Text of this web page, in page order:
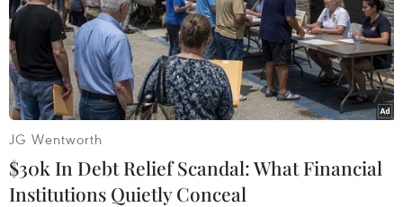
chậm; nhiều chính sách không được thực hiện
đồng bộ; thiếu sự phối hợp chặt chẽ, hài hoà
giữa các bộ, ngành và giữa Trung ương với địa
phương trong thực hiện chính sách với trẻ em
khuyết tật nên hiệu quả thực hiện các chỉ tiêu,
mục tiêu chưa đạt.
JG Wentworth
$30k In Debt Relief Scandal: What Financial
Institutions Quietly Conceal